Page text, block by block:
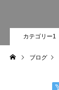
カテゴリー1
ブログ